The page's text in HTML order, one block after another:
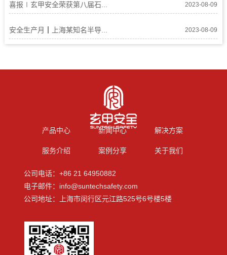
喜报∣玄甲安全荣获第八届石... 2023-08-09
安全生产月┃上海某知名半导... 2023-08-09
产品中心 新闻中心 解决方案
服务介绍 案例分享 关于我们
公司电话：+86 21 64950882
电子邮件：info@suntechsafety.com
公司地址：上海市闵行区元江路525号6号楼5楼